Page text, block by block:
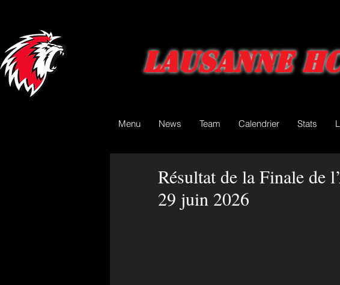
Lausanne
Menu News Team Calendrier Stats
Résultat de la Finale de
29 juin 2026